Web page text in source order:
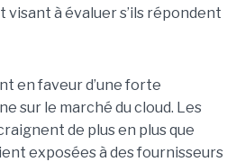
visant à évaluer s’ils répondent
en faveur d’une forte
sur le marché du cloud. Les
de plus en plus que
exposées à des fournisseurs